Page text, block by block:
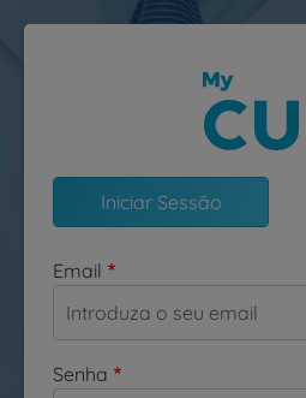
Passar para o conteúdo principal
Iniciar Sessão
Email
Senha